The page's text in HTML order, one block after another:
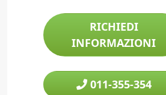
RICHIEDI
INFORMAZIONI
011-355-354